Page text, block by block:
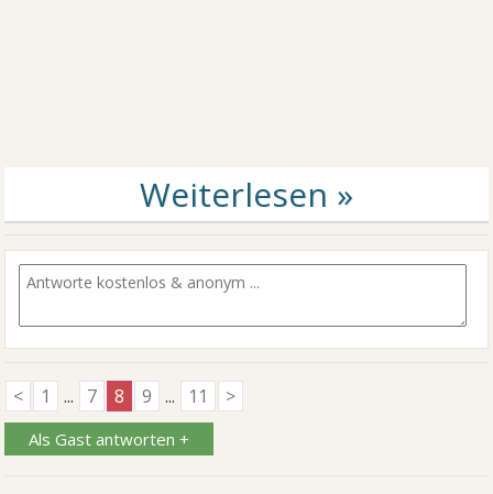
< 1 ... 7 8 9 ... 11 >
Als Gast antworten +